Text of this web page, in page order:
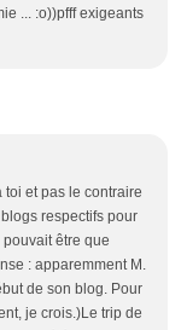
... :o))pfff exigeants
toi et pas le contraire
respectifs pour
être que
: apparemment M.
de son blog. Pour
je crois.)Le trip de